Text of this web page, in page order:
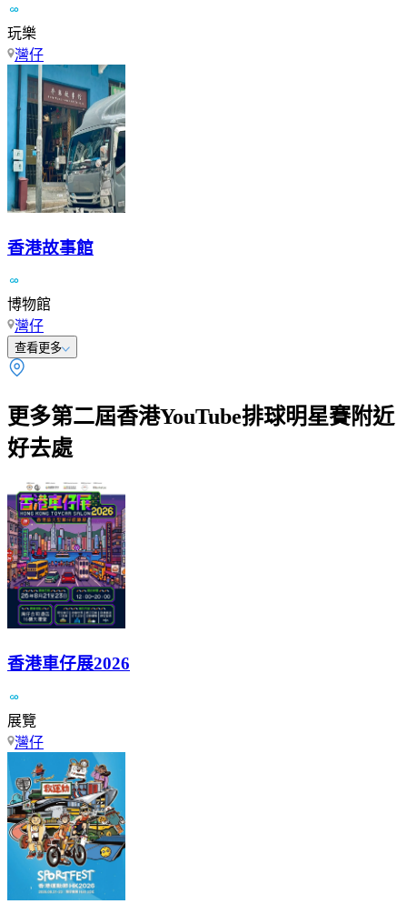
玩樂
灣仔
香港故事館
博物館
灣仔
查看更多
更多第二屆香港YouTube排球明星賽附近
好去處
香港車仔展2026
展覽
灣仔